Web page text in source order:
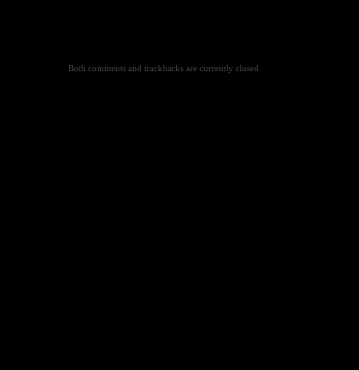
Both comments and trackbacks are currently closed.